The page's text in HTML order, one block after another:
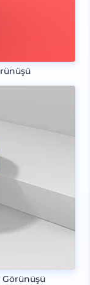
Görünüşü